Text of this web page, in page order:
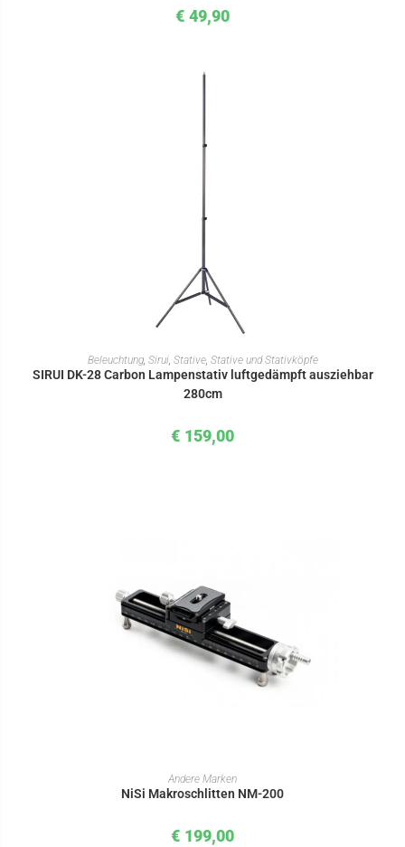
€ 49,90
IN DEN WARENKORB
Beleuchtung, Sirui, Stative, Stative und Stativköpfe
SIRUI DK-28 Carbon Lampenstativ luftgedämpft ausziehbar
280cm
€ 159,00
IN DEN WARENKORB
Andere Marken
NiSi Makroschlitten NM-200
€ 199,00